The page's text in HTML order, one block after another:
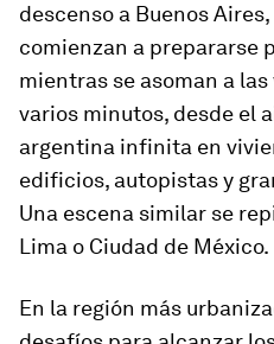
descenso a Buenos
comienzan a prepararse
mientras se asoman a
varios minutos, desde el
argentina infinita en
edificios, autopistas y
Una escena similar se
Lima o Ciudad de México.
En la región más